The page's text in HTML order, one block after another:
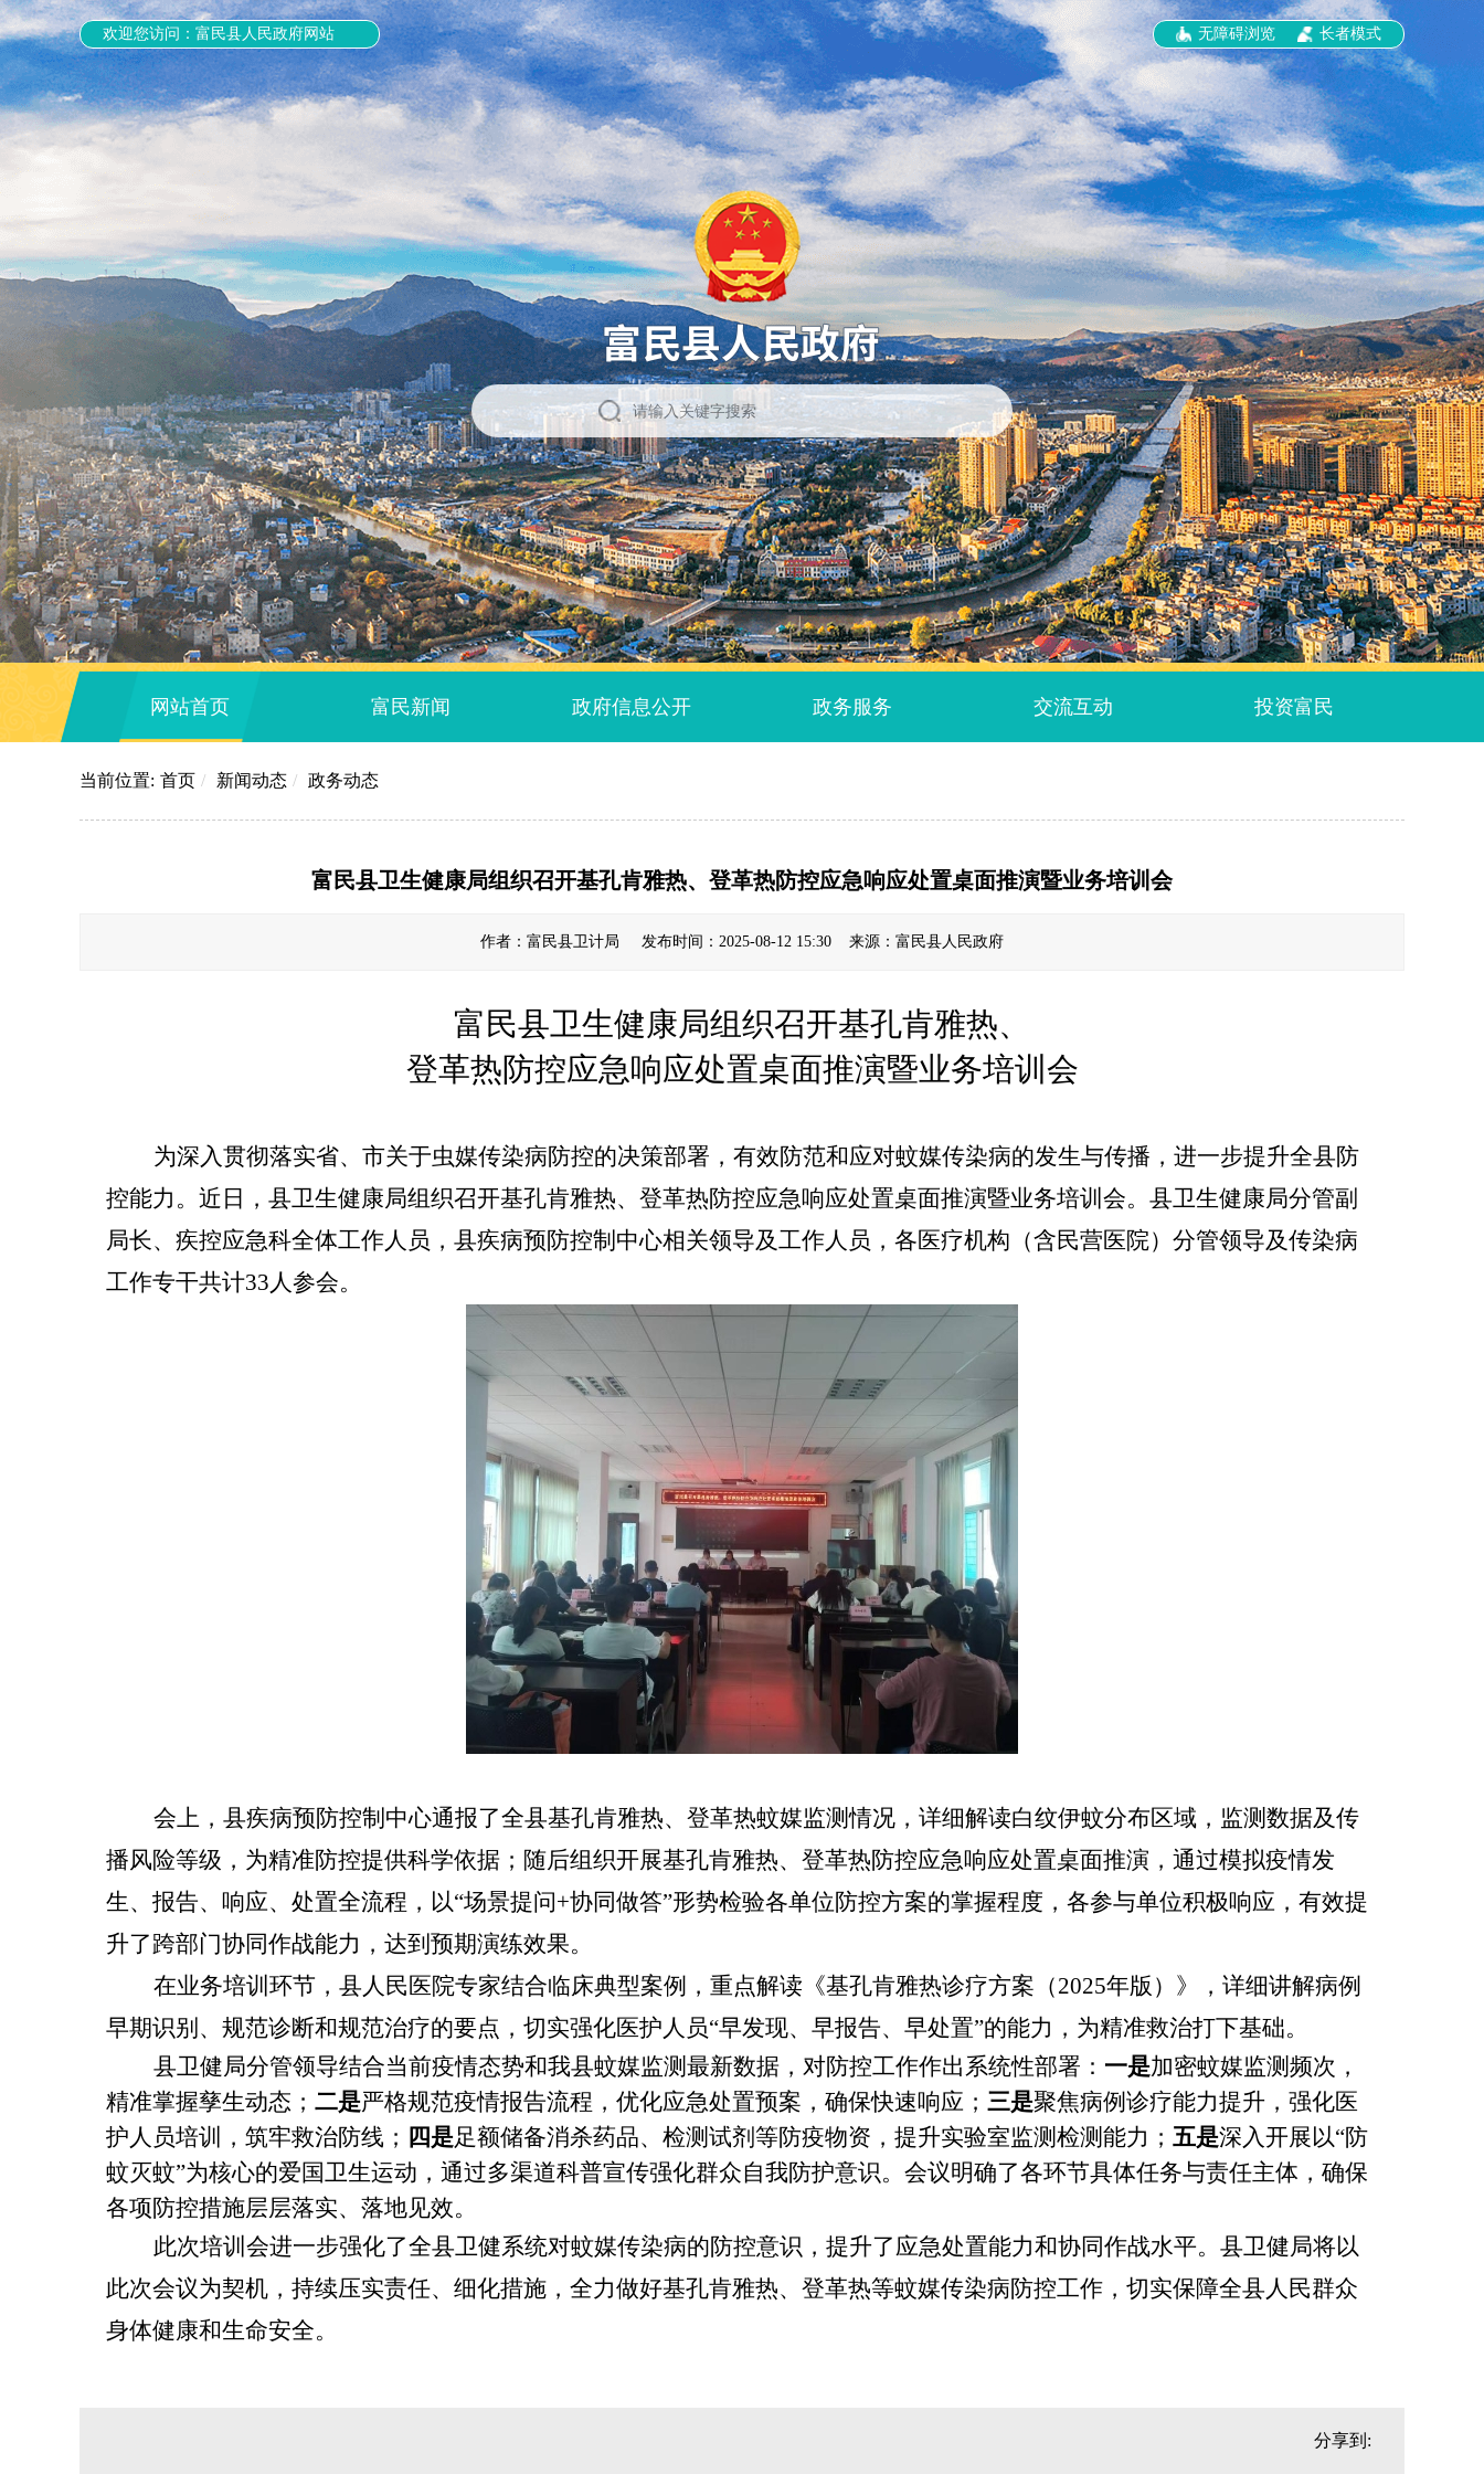
欢迎您访问：富民县人民政府网站 无障碍浏览 长者模式
网站首页 富民新闻 政府信息公开 政务服务 交流互动 投资富民
当前位置: 首页 / 新闻动态 / 政务动态
富民县卫生健康局组织召开基孔肯雅热、登革热防控应急响应处置桌面推演暨业务培训会
作者：富民县卫计局 发布时间：2025-08-12 15:30 来源：富民县人民政府
富民县卫生健康局组织召开基孔肯雅热、
登革热防控应急响应处置桌面推演暨业务培训 会
为深入贯彻落实省、市关于虫媒传染病防控的决策部署， 有效防范和应对蚊媒传染病的发生与传播， 进一步提升全县防
控能力。 近日，县卫生健康局组织召开基孔肯雅热、登革热防控应急响应处置桌面推演暨业务培训会。县卫生健康局分管副
局长、疾控应急科全体工作人员， 县疾病预防控制中心相关领导及工作人员，各医疗机构（含民营医院） 分管领导及传染病
工作专干共计33人参会。
会上，县疾病预防控制中心通报了全县基孔肯雅热、登革热蚊媒监测情况，详细解读白纹伊蚊分布区域，监测数据及传
播风险等级，为精准防控提供科学依据；随后组织开展基孔肯雅热、登革热防控应急响应处置桌面推演，通过模拟疫情发
生、报告、响应、处置全流程，以“场景提问+协同做答”形势检验各单位防控方案的掌握程度，各参与单位积极响应，有效提
升了跨部门协同作战能力，达到预期演练效果。
在业务培训环节，县人民医院专家结合临床典型案例，重点解读《基孔肯雅热诊疗方案（2025年版）》，详细讲解病例
早期识别、规范诊断和规范治疗的要点，切实强化医护人员“早发现、早报告、早处置”的能力，为精准救治打下基础。
县卫健局分管领导结合当前疫情态势和我县蚊媒监测最新数据，对防控工作作出系统性部署： 一是加密蚊媒监测频次，
精准掌握孳生动态； 二是严格规范疫情报告流程，优化应急处置预案，确保快速响应； 三是聚焦病例诊疗能力提升，强化医
护人员培训，筑牢救治防线； 四是足额储备消杀药品、检测试剂等防疫物资，提升实验室监测检测能力； 五是深入开展以“防
蚊灭蚊”为核心的爱国卫生运动，通过多渠道科普宣传强化群众自我防护意识。会议明确了各环节具体任务与责任主体，确保
各项防控措施层层落实、落地见效。
此次培训会进一步强化了全县卫健系统对蚊媒传染病的防控意识，提升了应急处置能力和协同作战水平。县卫健局将以
此次会议为契机，持续压实责任、细化措施，全力做好基孔肯雅热、登革热等蚊媒传染病防控工作，切实保障全县人民群众
身体健康和生命安全。
分享到: